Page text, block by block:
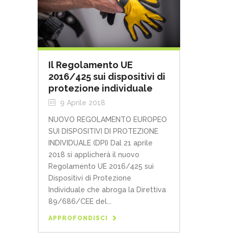
Il Regolamento UE
2016/425 sui dispositivi di
protezione individuale
9 Aprile 2018
NUOVO REGOLAMENTO EUROPEO
SUI DISPOSITIVI DI PROTEZIONE
INDIVIDUALE (DPI) Dal 21 aprile
2018 si applicherà il nuovo
Regolamento UE 2016/425 sui
Dispositivi di Protezione
Individuale che abroga la Direttiva
89/686/CEE del...
APPROFONDISCI